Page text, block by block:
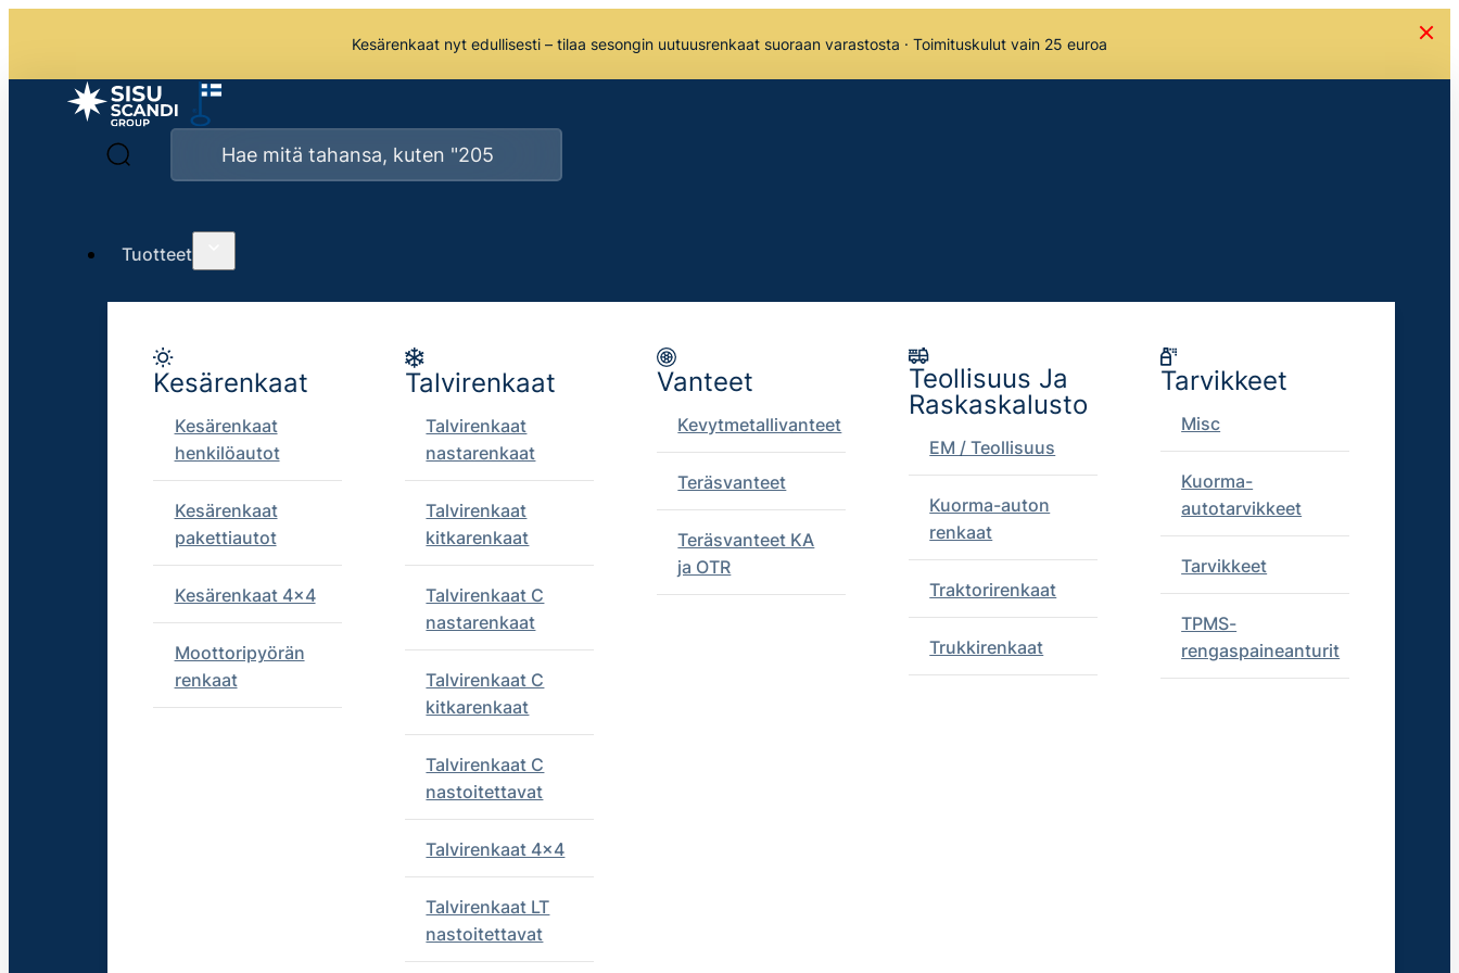
Kesärenkaat nyt edullisesti – tilaa sesongin uutuusrenkaat suoraan varastosta · Toimituskulut vain 25 euroa
Tuotteet
Kesärenkaat
Kesärenkaat
henkilöautot
Kesärenkaat
pakettiautot
Kesärenkaat 4x4
Moottoripyörän
renkaat
Talvirenkaat
Talvirenkaat
nastarenkaat
Talvirenkaat
kitkarenkaat
Talvirenkaat C
nastarenkaat
Talvirenkaat C
kitkarenkaat
Talvirenkaat C
nastoitettavat
Talvirenkaat 4x4
Talvirenkaat LT
nastoitettavat
Vanteet
Kevytmetallivanteet
Teräsvanteet
Teräsvanteet KA
ja OTR
Teollisuus Ja
Raskaskalusto
EM / Teollisuus
Kuorma-auton
renkaat
Traktorirenkaat
Trukkirenkaat
Tarvikkeet
Misc
Kuorma-
autotarvikkeet
Tarvikkeet
TPMS-
rengaspaineanturit